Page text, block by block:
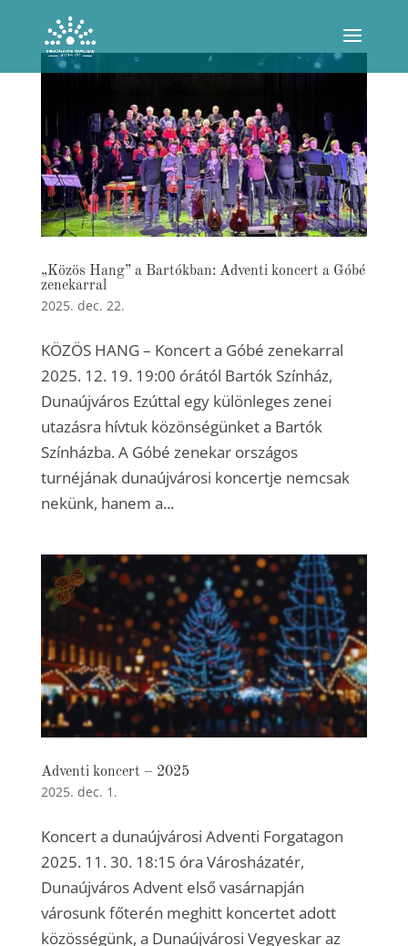
„Közös Hang” a Bartókban: Adventi koncert a Góbé
zenekarral
2025. dec. 22.
KÖZÖS HANG – Koncert a Góbé zenekarral
2025. 12. 19. 19:00 órától Bartók Színház,
Dunaújváros Ezúttal egy különleges zenei
utazásra hívtuk közönségünket a Bartók
Színházba. A Góbé zenekar országos
turnéjának dunaújvárosi koncertje nemcsak
nekünk, hanem a...
Adventi koncert – 2025
2025. dec. 1.
Koncert a dunaújvárosi Adventi Forgatagon
2025. 11. 30. 18:15 óra Városházatér,
Dunaújváros Advent első vasárnapján
városunk főterén meghitt koncertet adott
közösségünk, a Dunaújvárosi Vegyeskar az